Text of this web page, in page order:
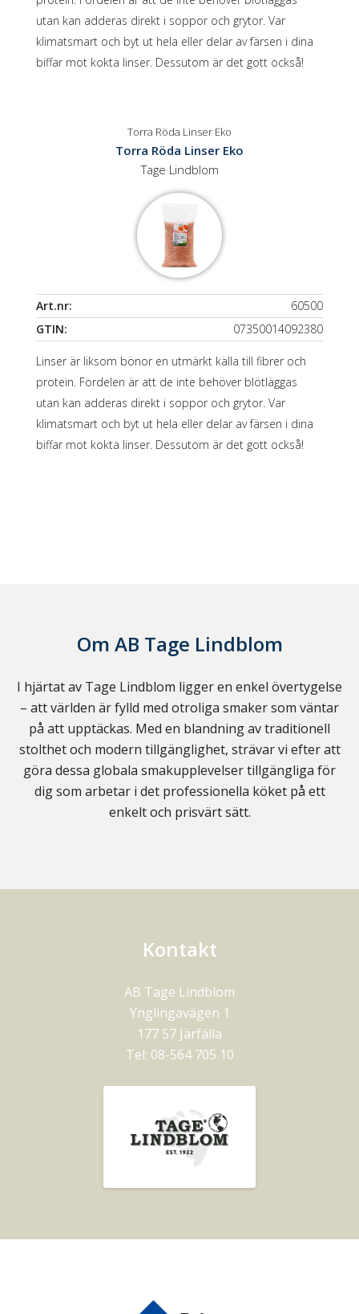
utan kan adderas direkt i soppor och grytor. Var
klimatsmart och byt ut hela eller delar av färsen i dina
biffar mot kokta linser. Dessutom är det gott också!
Torra Röda Linser Eko
Torra Röda Linser Eko
Tage Lindblom
Art.nr:
60500
GTIN:
07350014092380
Linser är liksom bönor en utmärkt källa till fibrer och
protein. Fördelen är att de inte behöver blötläggas
utan kan adderas direkt i soppor och grytor. Var
klimatsmart och byt ut hela eller delar av färsen i dina
biffar mot kokta linser. Dessutom är det gott också!
Om AB Tage Lindblom
I hjärtat av Tage Lindblom ligger en enkel övertygelse
– att världen är fylld med otroliga smaker som väntar
på att upptäckas. Med en blandning av traditionell
stolthet och modern tillgänglighet, strävar vi efter att
göra dessa globala smakupplevelser tillgängliga för
dig som arbetar i det professionella köket på ett
enkelt och prisvärt sätt.
Kontakt
AB Tage Lindblom
Ynglingavägen 1
177 57 Järfälla
Tel: 08-564 705 10